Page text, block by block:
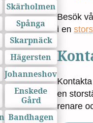
Skärholmen
Spånga
Skarpnäck
Hägersten
Johanneshov
Enskede
Gård
Bandhagen
Besök
i en
en
renare